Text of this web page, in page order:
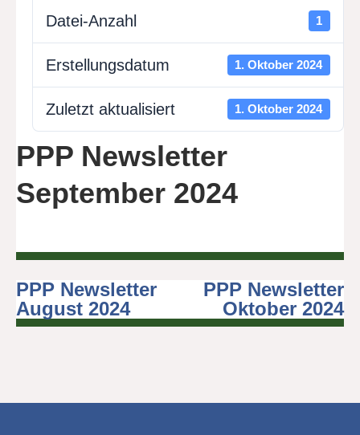
Datei-Anzahl 1
Erstellungsdatum 1. Oktober 2024
Zuletzt aktualisiert 1. Oktober 2024
PPP Newsletter
September 2024
Beitragsnavigation
PPP Newsletter
August 2024
PPP Newsletter
Oktober 2024